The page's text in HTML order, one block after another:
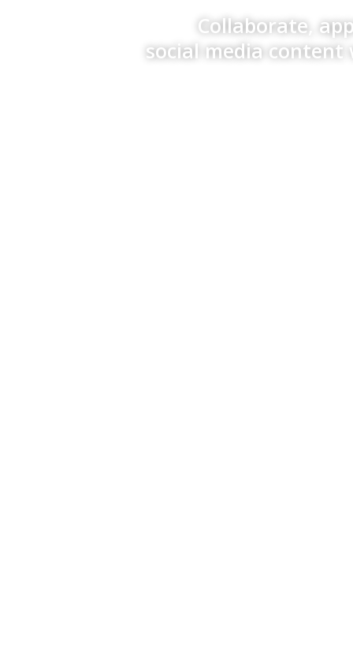
Collaborate,
social media